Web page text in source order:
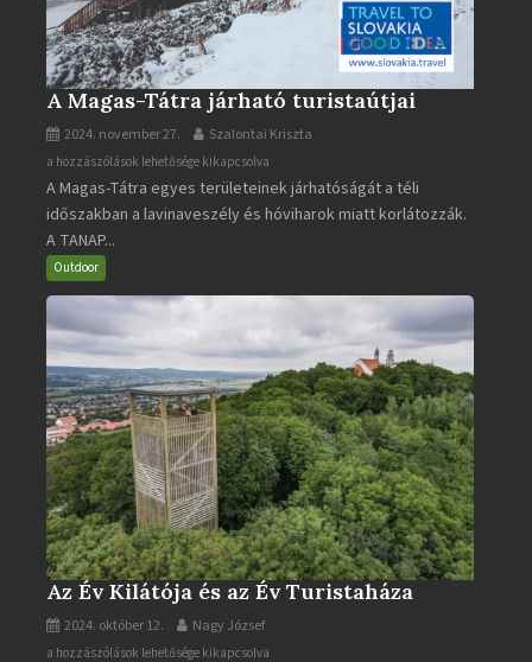
A Magas-Tátra járható turistaútjai
2024. november 27. Szalontai Kriszta
A
Magas-
Tátra
járható
turistaútjai
bejegyzéshez
a hozzászólások lehetősége kikapcsolva
A Magas-Tátra egyes területeinek járhatóságát a téli
időszakban a lavinaveszély és hóviharok miatt korlátozzák.
A TANAP...
Outdoor
Az Év Kilátója és az Év Turistaháza
2024. október 12. Nagy József
Az
a hozzászólások lehetősége kikapcsolva